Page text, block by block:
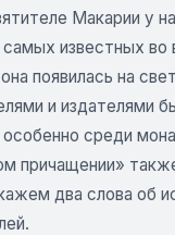
Макарии у
известных во
появилась на
и издателями
среди
причащении»
два слова об